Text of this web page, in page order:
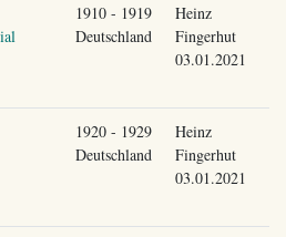
1910 - 1919
Deutschland
Heinz
Fingerhut
03.01.2021
1920 - 1929
Deutschland
Heinz
Fingerhut
03.01.2021